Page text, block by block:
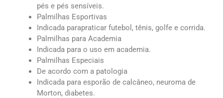
pés e pés sensíveis.
Palmilhas Esportivas
Indicada parapraticar futebol, tênis, golfe e corrida.
Palmilhas para Academia
Indicada para o uso em academia.
Palmilhas Especiais
De acordo com a patologia
Indicada para esporão de calcâneo, neuroma de
Morton, diabetes.